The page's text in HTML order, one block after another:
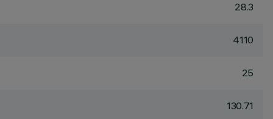
28.3
4110
25
130.71